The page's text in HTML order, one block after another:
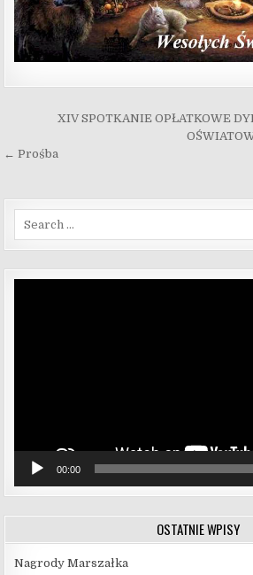
Nawigacja wpisu
XIV SPOTKANIE OPŁATKOWE
← Prośba
Search for:
00:00
OSTATNIE WPISY
Nagrody Marszałka